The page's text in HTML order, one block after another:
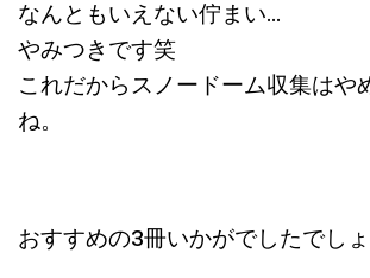
なんともいえない佇まい…
やみつきです笑
これだからスノードーム収集はや
ね。
おすすめの3冊いかがでしたでし